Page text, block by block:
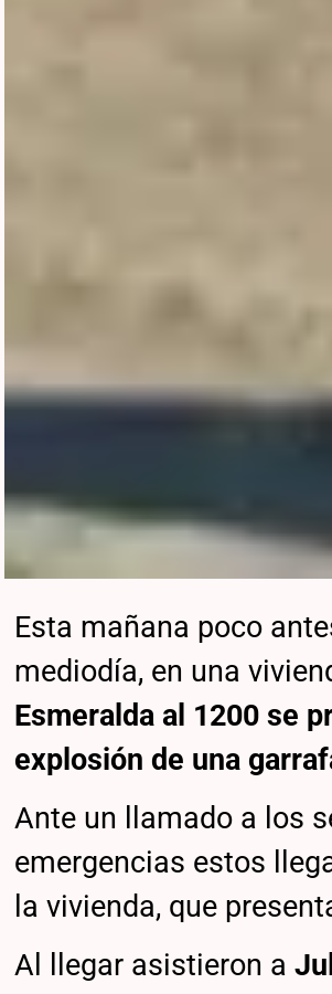
Esta mañana poco
mediodía, en una
Esmeralda al 1200 se
explosión de una
Ante un llamado a los
emergencias estos
la vivienda, que
Al llegar asistieron a